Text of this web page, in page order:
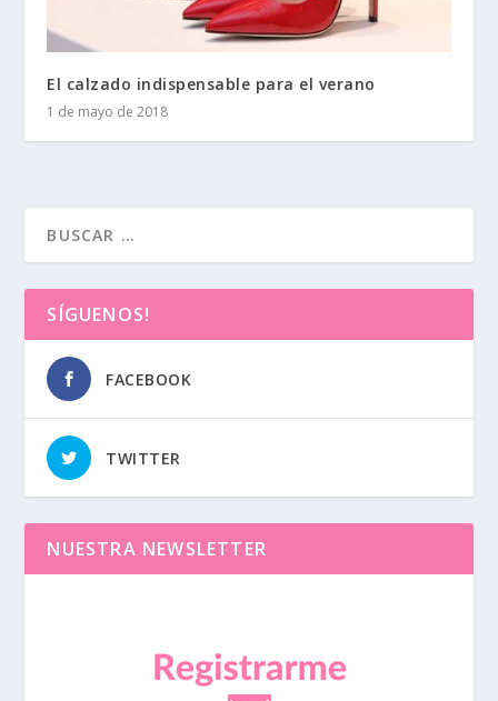
El calzado indispensable para el verano
1 de mayo de 2018
SÍGUENOS!
FACEBOOK
TWITTER
NUESTRA NEWSLETTER